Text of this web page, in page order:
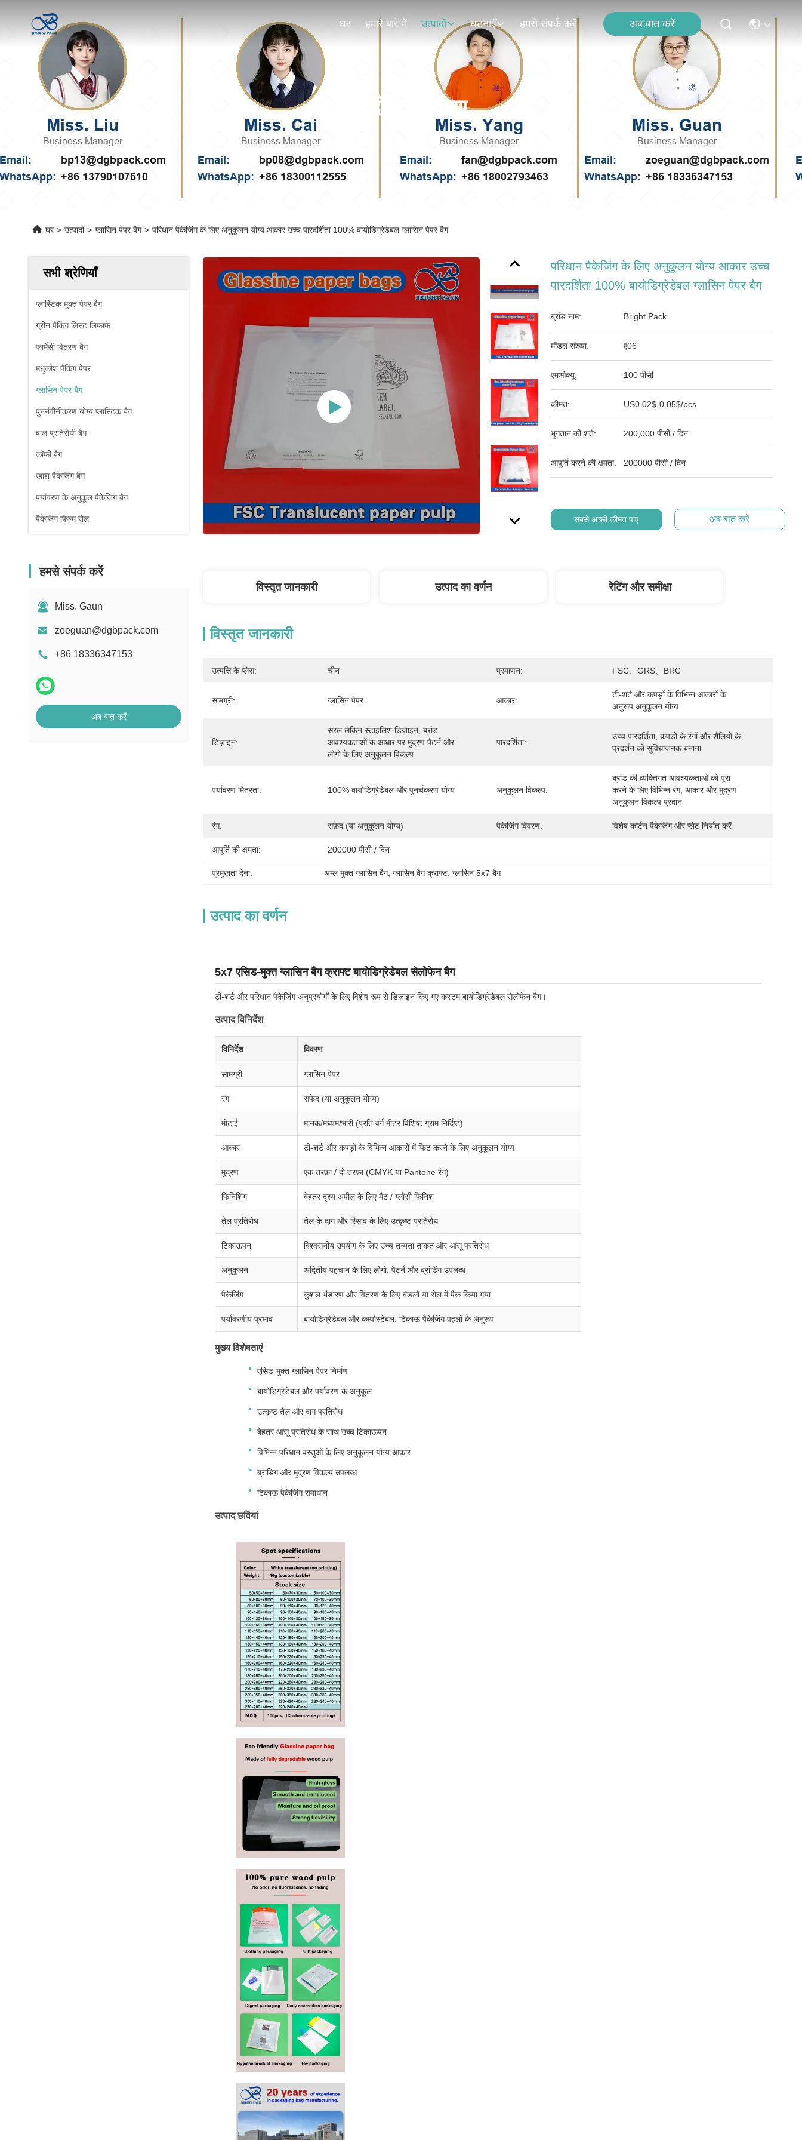
घर हमारे बारे में उत्पादों घटनाएँ हमसे संपर्क करें अब बात करें
उत्पादों का विवरण
घर > उत्पादों > ग्लासिन पेपर बैग > परिधान पैकेजिंग के लिए अनुकूलन योग्य आकार उच्च पारदर्शिता 100% बायोडिग्रेडेबल ग्लासिन पेपर बैग
सभी श्रेणियाँ
प्लास्टिक मुक्त पेपर बैग
ग्रीन पैकिंग लिस्ट लिफाफे
फार्मेसी वितरण बैग
मधुकोश पैकिंग पेपर
ग्लासिन पेपर बैग
पुनर्नवीनीकरण योग्य प्लास्टिक बैग
बाल प्रतिरोधी बैग
कॉफी बैग
खाद्य पैकेजिंग बैग
पर्यावरण के अनुकूल पैकेजिंग बैग
पैकेजिंग फिल्म रोल
हमसे संपर्क करें
Miss. Gaun
zoeguan@dgbpack.com
+86 18336347153
अब बात करें
परिधान पैकेजिंग के लिए अनुकूलन योग्य आकार उच्च
पारदर्शिता 100% बायोडिग्रेडेबल ग्लासिन पेपर बैग
ब्रांड नाम: Bright Pack
मॉडल संख्या: ए06
एमओक्यू: 100 पीसी
कीमत: US0.02$-0.05$/pcs
भुगतान की शर्तें: 200,000 पीसी / दिन
आपूर्ति करने की क्षमता: 200000 पीसी / दिन
सबसे अच्छी कीमत पाएं अब बात करें
विस्तृत जानकारी उत्पाद का वर्णन रेटिंग और समीक्षा
विस्तृत जानकारी
उत्पत्ति के प्लेस: चीन प्रमाणन: FSC、GRS、BRC
सामग्री: ग्लासिन पेपर आकार:
टी-शर्ट और कपड़ों के विभिन्न आकारों के
अनुरूप अनुकूलन योग्य
डिज़ाइन:
सरल लेकिन स्टाइलिश डिजाइन, ब्रांड
आवश्यकताओं के आधार पर मुद्रण पैटर्न और
लोगो के लिए अनुकूलन विकल्प
पारदर्शिता:
उच्च पारदर्शिता, कपड़ों के रंगों और शैलियों के
प्रदर्शन को सुविधाजनक बनाना
पर्यावरण मित्रता: 100% बायोडिग्रेडेबल और पुनर्चक्रण योग्य अनुकूलन विकल्प:
ब्रांड की व्यक्तिगत आवश्यकताओं को पूरा
करने के लिए विभिन्न रंग, आकार और मुद्रण
अनुकूलन विकल्प प्रदान
रंग: सफ़ेद (या अनुकूलन योग्य) पैकेजिंग विवरण: विशेष कार्टन पैकेजिंग और प्लेट निर्यात करें
आपूर्ति की क्षमता: 200000 पीसी / दिन
प्रमुखता देना: अम्ल मुक्त ग्लासिन बैग, ग्लासिन बैग क्राफ्ट , ग्लासिन 5x7 बैग
उत्पाद का वर्णन
5x7 एसिड-मुक्त ग्लासिन बैग क्राफ्ट बायोडिग्रेडेबल सेलोफेन बैग
टी-शर्ट और परिधान पैकेजिंग अनुप्रयोगों के लिए विशेष रूप से डिज़ाइन किए गए कस्टम बायोडिग्रेडेबल सेलोफेन बैग।
उत्पाद विनिर्देश
विनिर्देश विवरण
सामग्री ग्लासिन पेपर
रंग सफेद (या अनुकूलन योग्य)
मोटाई मानक/मध्यम/भारी (प्रति वर्ग मीटर विशिष्ट ग्राम निर्दिष्ट)
आकार टी-शर्ट और कपड़ों के विभिन्न आकारों में फिट करने के लिए अनुकूलन योग्य
मुद्रण एक तरफ़ा / दो तरफ़ा (CMYK या Pantone रंग)
फिनिशिंग बेहतर दृश्य अपील के लिए मैट / ग्लॉसी फिनिश
तेल प्रतिरोध तेल के दाग और रिसाव के लिए उत्कृष्ट प्रतिरोध
टिकाऊपन विश्वसनीय उपयोग के लिए उच्च तन्यता ताकत और आंसू प्रतिरोध
अनुकूलन अद्वितीय पहचान के लिए लोगो, पैटर्न और ब्रांडिंग उपलब्ध
पैकेजिंग कुशल भंडारण और वितरण के लिए बंडलों या रोल में पैक किया गया
पर्यावरणीय प्रभाव बायोडिग्रेडेबल और कम्पोस्टेबल, टिकाऊ पैकेजिंग पहलों के अनुरूप
मुख्य विशेषताएं
एसिड-मुक्त ग्लासिन पेपर निर्माण
बायोडिग्रेडेबल और पर्यावरण के अनुकूल
उत्कृष्ट तेल और दाग प्रतिरोध
बेहतर आंसू प्रतिरोध के साथ उच्च टिकाऊपन
विभिन्न परिधान वस्तुओं के लिए अनुकूलन योग्य आकार
ब्रांडिंग और मुद्रण विकल्प उपलब्ध
टिकाऊ पैकेजिंग समाधान
उत्पाद छवियां